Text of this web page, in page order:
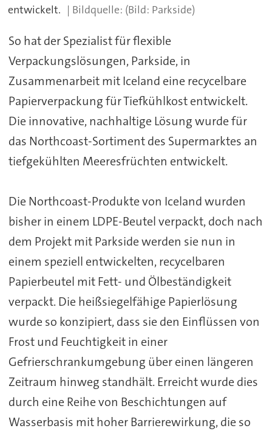
entwickelt.
(Bild: Parkside)
So hat der Spezialist für flexible
Verpackungslösungen, Parkside, in
Zusammenarbeit mit Iceland eine recycelbare
Papierverpackung für Tiefkühlkost entwickelt.
Die innovative, nachhaltige Lösung wurde für
das Northcoast-Sortiment des Supermarktes an
tiefgekühlten Meeresfrüchten entwickelt.
Die Northcoast-Produkte von Iceland wurden
bisher in einem LDPE-Beutel verpackt, doch nach
dem Projekt mit Parkside werden sie nun in
einem speziell entwickelten, recycelbaren
Papierbeutel mit Fett- und Ölbeständigkeit
verpackt. Die heißsiegelfähige Papierlösung
wurde so konzipiert, dass sie den Einflüssen von
Frost und Feuchtigkeit in einer
Gefrierschrankumgebung über einen längeren
Zeitraum hinweg standhält. Erreicht wurde dies
durch eine Reihe von Beschichtungen auf
Wasserbasis mit hoher Barrierewirkung, die so